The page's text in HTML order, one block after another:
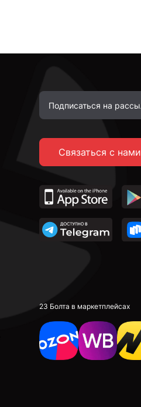
Связаться с нами
23 Болта в маркетплейсах